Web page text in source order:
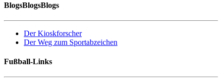
BlogsBlogsBlogs
Der Kioskforscher
Der Weg zum Sportabzeichen
Fußball-Links